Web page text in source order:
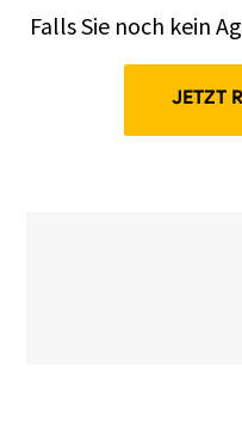
Falls Sie noch kein
JETZT